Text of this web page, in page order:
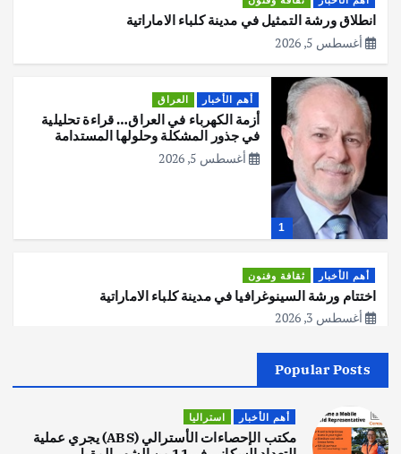
انطلاق ورشة التمثيل في مدينة كلباء الاماراتية
أغسطس 5, 2026
1
أهم الأخبار العراق
أزمة الكهرباء في العراق… قراءة تحليلية
في جذور المشكلة وحلولها المستدامة
أغسطس 5, 2026
أهم الأخبار ثقافة وفنون
اختتام ورشة السينوغرافيا في مدينة كلباء الاماراتية
أغسطس 3, 2026
2
اصبح بطلاً لأستراليا بلعبة كمال الاجسام
يوليو 30, 2026
Popular Posts
أهم الأخبار استراليا
مكتب الإحصاءات الأسترالي (ABS) يجري عملية